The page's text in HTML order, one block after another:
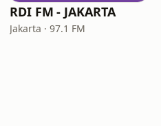
RDI FM - JAKARTA
Jakarta · 97.1 FM